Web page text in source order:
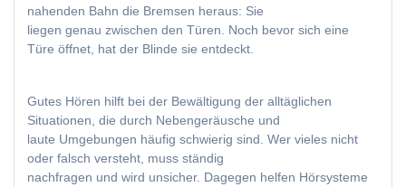
nahenden Bahn die Bremsen heraus: Sie
liegen genau zwischen den Türen. Noch bevor sich eine
Türe öffnet, hat der Blinde sie entdeckt.
Gutes Hören hilft bei der Bewältigung der alltäglichen
Situationen, die durch Nebengeräusche und
laute Umgebungen häufig schwierig sind. Wer vieles nicht
oder falsch versteht, muss ständig
nachfragen und wird unsicher. Dagegen helfen Hörsysteme